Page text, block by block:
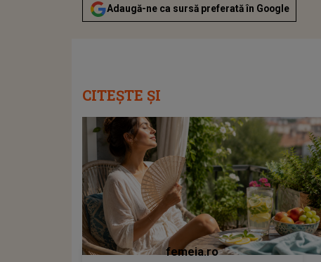
Adaugă-ne ca sursă preferată în Google
CITEȘTE ȘI
femeia.ro